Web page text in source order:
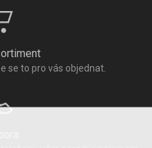
se to pro vás objednat.